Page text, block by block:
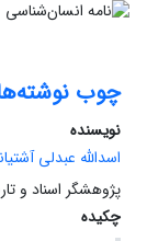
چوب
نویسنده
اسدالله عبدلی
پژوهشگر اسناد و
چکیده